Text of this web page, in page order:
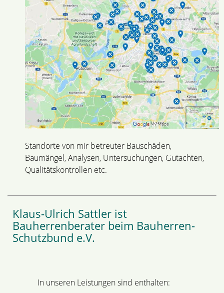
Standorte von mir betreuter Bauschäden,
Baumängel, Analysen, Untersuchungen, Gutachten,
Qualitätskontrollen etc.
Klaus-Ulrich Sattler ist
Bauherrenberater beim Bauherren-
Schutzbund e.V.
In unseren Leistungen sind enthalten: